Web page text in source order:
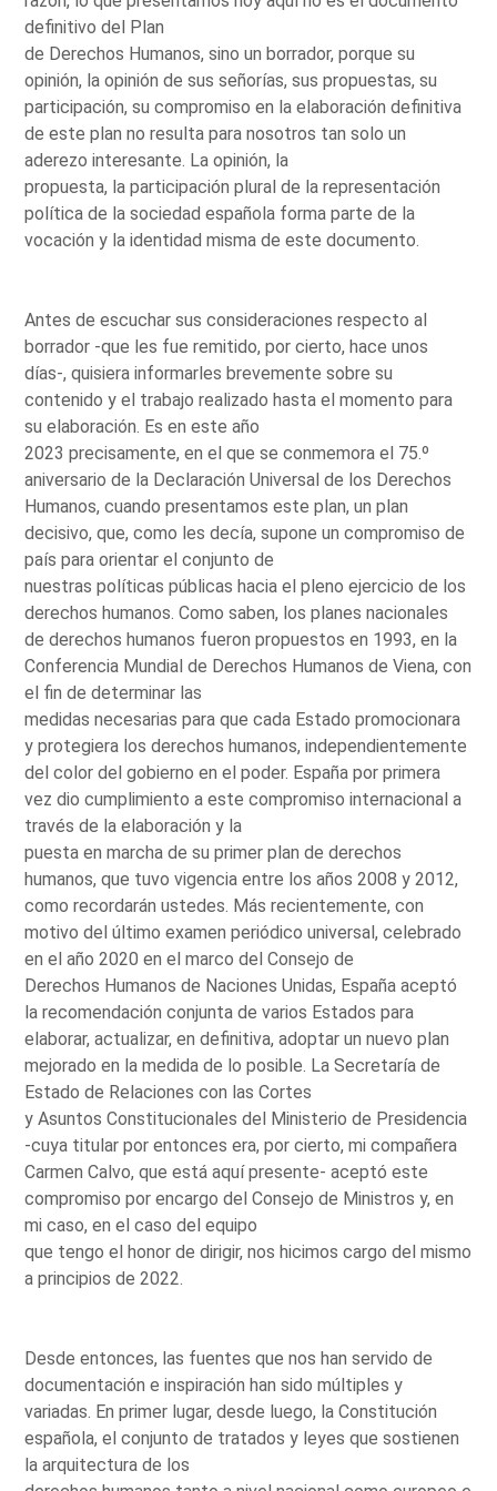
definitivo del Plan
de Derechos Humanos, sino un borrador, porque su
opinión, la opinión de sus señorías, sus propuestas, su
participación, su compromiso en la elaboración definitiva
de este plan no resulta para nosotros tan solo un
aderezo interesante. La opinión, la
propuesta, la participación plural de la representación
política de la sociedad española forma parte de la
vocación y la identidad misma de este documento.
Antes de escuchar sus consideraciones respecto al
borrador -que les fue remitido, por cierto, hace unos
días-, quisiera informarles brevemente sobre su
contenido y el trabajo realizado hasta el momento para
su elaboración. Es en este año
2023 precisamente, en el que se conmemora el 75.º
aniversario de la Declaración Universal de los Derechos
Humanos, cuando presentamos este plan, un plan
decisivo, que, como les decía, supone un compromiso de
país para orientar el conjunto de
nuestras políticas públicas hacia el pleno ejercicio de los
derechos humanos. Como saben, los planes nacionales
de derechos humanos fueron propuestos en 1993, en la
Conferencia Mundial de Derechos Humanos de Viena, con
el fin de determinar las
medidas necesarias para que cada Estado promocionara
y protegiera los derechos humanos, independientemente
del color del gobierno en el poder. España por primera
vez dio cumplimiento a este compromiso internacional a
través de la elaboración y la
puesta en marcha de su primer plan de derechos
humanos, que tuvo vigencia entre los años 2008 y 2012,
como recordarán ustedes. Más recientemente, con
motivo del último examen periódico universal, celebrado
en el año 2020 en el marco del Consejo de
Derechos Humanos de Naciones Unidas, España aceptó
la recomendación conjunta de varios Estados para
elaborar, actualizar, en definitiva, adoptar un nuevo plan
mejorado en la medida de lo posible. La Secretaría de
Estado de Relaciones con las Cortes
y Asuntos Constitucionales del Ministerio de Presidencia
-cuya titular por entonces era, por cierto, mi compañera
Carmen Calvo, que está aquí presente- aceptó este
compromiso por encargo del Consejo de Ministros y, en
mi caso, en el caso del equipo
que tengo el honor de dirigir, nos hicimos cargo del mismo
a principios de 2022.
Desde entonces, las fuentes que nos han servido de
documentación e inspiración han sido múltiples y
variadas. En primer lugar, desde luego, la Constitución
española, el conjunto de tratados y leyes que sostienen
la arquitectura de los